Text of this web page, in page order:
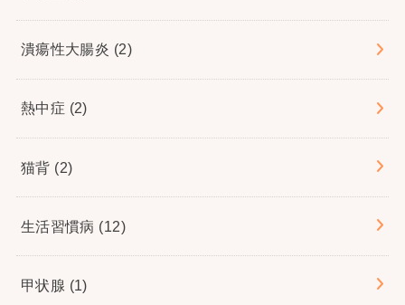
潰瘍性大腸炎 (2)
熱中症 (2)
猫背 (2)
生活習慣病 (12)
甲状腺 (1)